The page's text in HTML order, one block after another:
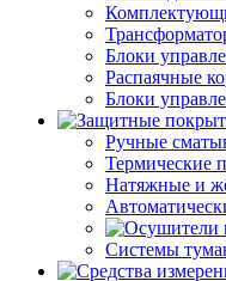
Блоки
Распаячные
Блоки
Ручные
Термические
Натяжные и
Системы